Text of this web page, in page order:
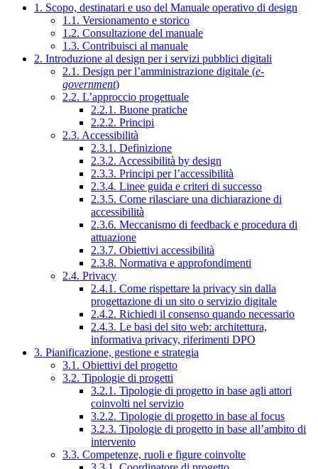
1. Scopo, destinatari e uso del Manuale operativo di design
1.1. Versionamento e storico
1.2. Consultazione del manuale
1.3. Contribuisci al manuale
2. Introduzione al design per i servizi pubblici digitali
2.1. Design per l’amministrazione digitale (e-
government)
2.2. L’approccio progettuale
2.2.1. Buone pratiche
2.2.2. Principi
2.3. Accessibilità
2.3.1. Definizione
2.3.2. Accessibilità by design
2.3.3. Principi per l’accessibilità
2.3.4. Linee guida e criteri di successo
2.3.5. Come rilasciare una dichiarazione di
accessibilità
2.3.6. Meccanismo di feedback e procedura di
attuazione
2.3.7. Obiettivi accessibilità
2.3.8. Normativa e approfondimenti
2.4. Privacy
2.4.1. Come rispettare la privacy sin dalla
progettazione di un sito o servizio digitale
2.4.2. Richiedi il consenso quando necessario
2.4.3. Le basi del sito web: architettura,
informativa privacy, riferimenti DPO
3. Pianificazione, gestione e strategia
3.1. Obiettivi del progetto
3.2. Tipologie di progetti
3.2.1. Tipologie di progetto in base agli attori
coinvolti nel servizio
3.2.2. Tipologie di progetto in base al focus
3.2.3. Tipologie di progetto in base all’ambito di
intervento
3.3. Competenze, ruoli e figure coinvolte